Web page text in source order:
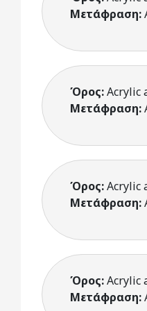
Μετάφραση:
Όρος:Acrylic
Μετάφραση:
Όρος:Acrylic
Μετάφραση:
Όρος:Acrylic
Μετάφραση: